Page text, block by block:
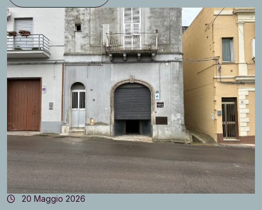
20 Maggio 2026